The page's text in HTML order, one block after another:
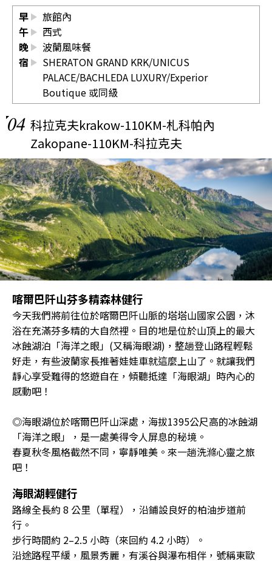
早
旅館內
午
西式
晚
波蘭風味餐
宿
SHERATON GRAND KRK/UNICUS
PALACE/BACHLEDA LUXURY/Experior
Boutique 或同級
04 科拉克夫krakow-110KM-札科帕內
Zakopane-110KM-科拉克夫
喀爾巴阡山芬多精森林健行
今天我們將前往位於喀爾巴阡山脈的塔塔山國家公園，沐
浴在充滿芬多精的大自然裡。目的地是位於山頂上的最大
冰蝕湖泊「海洋之眼」(又稱海眼湖)，整趟登山路程輕鬆
好走，有些波蘭家長推著娃娃車就這麼上山了。就讓我們
靜心享受難得的悠遊自在，傾聽抵達「海眼湖」時內心的
感動吧！
◎海眼湖位於喀爾巴阡山深處，海拔1395公尺高的冰蝕湖
「海洋之眼」，是一處美得令人屏息的秘境。
春夏秋冬風格截然不同，寧靜唯美。來一趟洗滌心靈之旅
吧！
海眼湖輕健行
路線全長約 8 公里（單程），沿鋪設良好的柏油步道前
行。
步行時間約 2–2.5 小時（來回約 4.2 小時）。
沿途路程平緩，風景秀麗，有溪谷與瀑布相伴，號稱東歐